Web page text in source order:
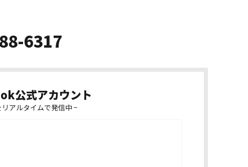
6317
公式アカウント
アルタイムで発信中 −